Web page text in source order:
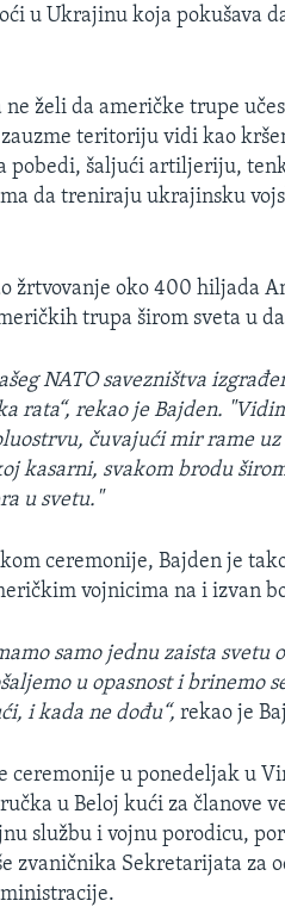
u Ukrajinu koja pokušava
ne želi da američke trupe
teritoriju vidi kao
pobedi, šaljući artiljeriju,
da treniraju ukrajinsku
žrtvovanje oko 400 hiljada
trupa širom sveta u
NATO savezništva
rata“, rekao je Bajden.
čuvajući mir rame
kasarni, svakom brodu
u svetu."
ceremonije, Bajden je
vojnicima na i izvan
samo jednu zaista svetu
u opasnost i brinemo
i kada ne dođu“, rekao je
ceremonije u ponedeljak u
u Beloj kući za članove
službu i vojnu porodicu,
zvaničnika Sekretarijata za